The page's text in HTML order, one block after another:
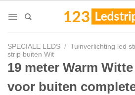
SPECIALE LEDS / Tuinverlichting led
strip buiten Wit
19 meter Warm
voor buiten